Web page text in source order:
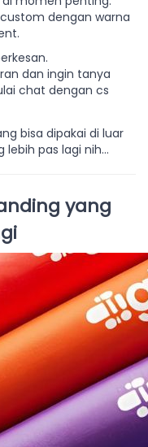
dengan warna
dan ingin tanya
chat dengan cs
bisa dipakai di luar
pas lagi nih...
yang